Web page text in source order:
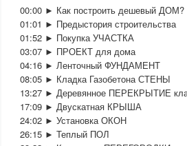
00:00 ► Как построить дешевый
01:01 ► Предыстория строительства
01:52 ► Покупка УЧАСТКА
03:07 ► ПРОЕКТ для дома
04:16 ► Ленточный ФУНДАМЕНТ
08:05 ► Кладка Газобетона СТЕНЫ
13:27 ► Деревянное ПЕРЕКРЫТИЕ
17:09 ► Двускатная КРЫША
24:02 ► Установка ОКОН
26:15 ► Теплый ПОЛ